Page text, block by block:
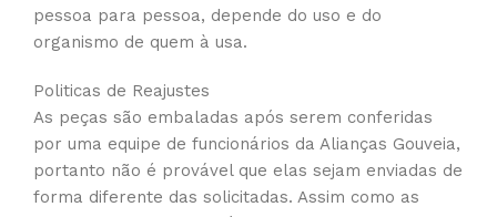
pessoa para pessoa, depende do uso e do
organismo de quem à usa.
Politicas de Reajustes
As peças são embaladas após serem conferidas
por uma equipe de funcionários da Alianças Gouveia,
portanto não é provável que elas sejam enviadas de
forma diferente das solicitadas. Assim como as